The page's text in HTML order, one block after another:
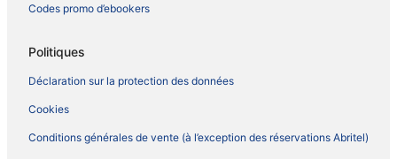
Codes promo d’ebookers
Politiques
Déclaration sur la protection des données
Cookies
Conditions générales de vente (à l’exception des réservations Abritel)